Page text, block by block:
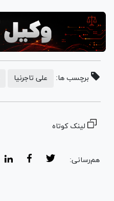
برچسب ها: علی تاجرنیا
لینک کوتاه
هم‌رسانی: